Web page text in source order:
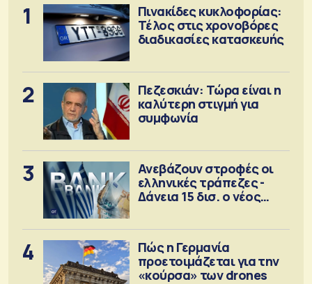
1
Πινακίδες κυκλοφορίας:
Τέλος στις χρονοβόρες
διαδικασίες κατασκευής
2
Πεζεσκιάν: Τώρα είναι η
καλύτερη στιγμή για
συμφωνία
3
Ανεβάζουν στροφές οι
ελληνικές τράπεζες -
Δάνεια 15 δισ. ο νέος
4
Πώς η Γερμανία
προετοιμάζεται για την
«κούρσα» των drones